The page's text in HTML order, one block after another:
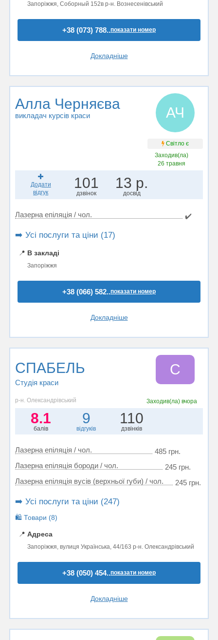
Запоріжжя, Соборный 152в р-н. Вознесенівський
+38 (073) 788..показати номер
Докладніше
Алла Черняєва
викладач курсів краси АЧ
Світло є
Заходив(ла)
26 травня
Додати
відгук
101
дзвінок
13 р.
досвід
Лазерна епіляція / чол. ✔️
➡️ Усі послуги та ціни (17)
📍 В закладі
Запоріжжя
+38 (066) 582..показати номер
Докладніше
СПАБЕЛЬ
Студія краси
С
р-н. Олександрівський Заходив(ла) вчора
8.1
балів
9
відгуків
110
дзвінків
Лазерна епіляція / чол.
485 грн.
Лазерна епіляція бороди / чол.
245 грн.
Лазерна епіляція вусів (верхньої губи) / чол.
245 грн.
➡️ Усі послуги та ціни (247)
🛍️ Товари (8)
📍 Адреса
Запоріжжя, вулиця Українська, 44/163 р-н. Олександрівський
+38 (050) 454..показати номер
Докладніше